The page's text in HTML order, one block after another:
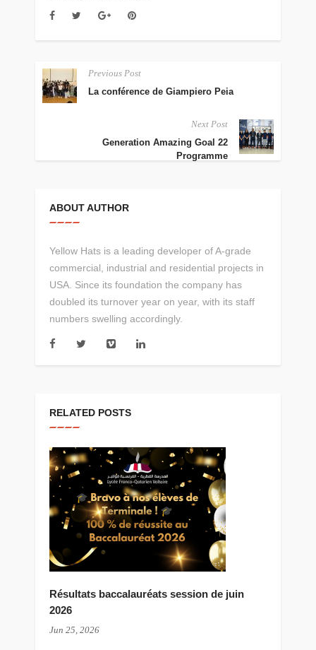
Previous Post
La conférence de Giampiero Peia
Next Post
Generation Amazing Goal 22
Programme
ABOUT AUTHOR
Yellow Hats is a leading developer of A-grade
commercial, industrial and residential projects in
USA. Since its foundation the company has
doubled its turnover year on year, with its staff
numbers swelling accordingly.
RELATED POSTS
Résultats baccalauréats session de juin
2026
Jun 25, 2026